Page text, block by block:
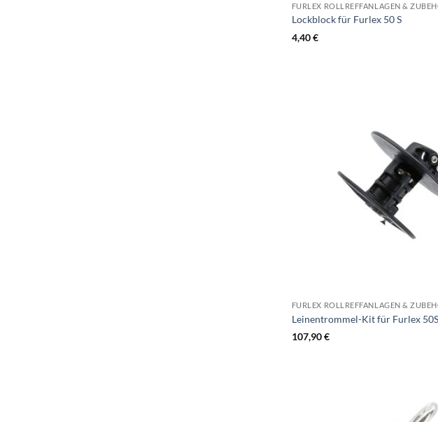
FURLEX ROLLREFFANLAGEN &
Lockblock für Furlex 50 S
4,40€
FURLEX ROLLREFFANLAGEN &
Leinentrommel-Kit für Furlex 50S
107,90€